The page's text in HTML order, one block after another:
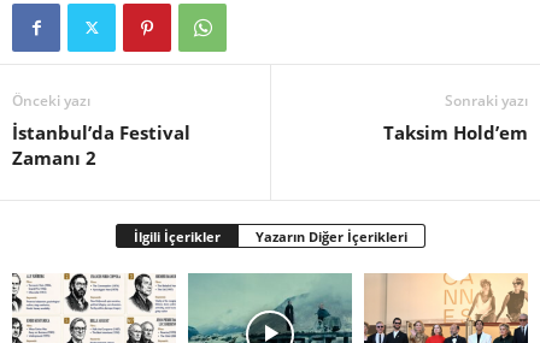
Önceki yazı
İstanbul’da Festival
Zamanı 2
Sonraki yazı
Taksim Hold’em
İlgili İçerikler Yazarın Diğer İçerikleri